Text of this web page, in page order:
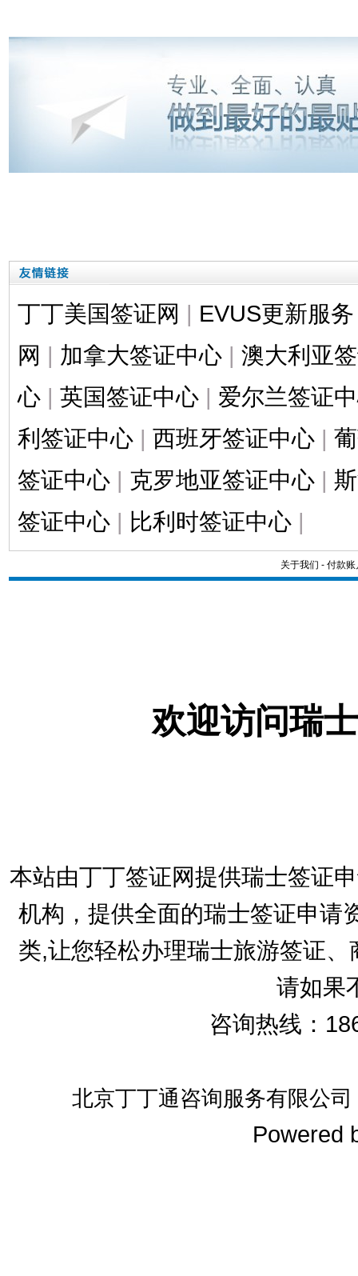
丁丁美国签证网 | EVUS更新服务
网 | 加拿大签证中心 | 澳大利亚
心 | 英国签证中心 | 爱尔兰签证
利签证中心 | 西班牙签证中心 |
签证中心 | 克罗地亚签证中心 |
签证中心 | 比利时签证中心 |
关于我们 - 付款账
欢迎访问瑞
本站由丁丁签证网提供瑞士签证
机构，提供全面的瑞士签证申请
类,让您轻松办理瑞士旅游签证
请如果
咨询热线：
北京丁丁通咨询服务有限公
Powered